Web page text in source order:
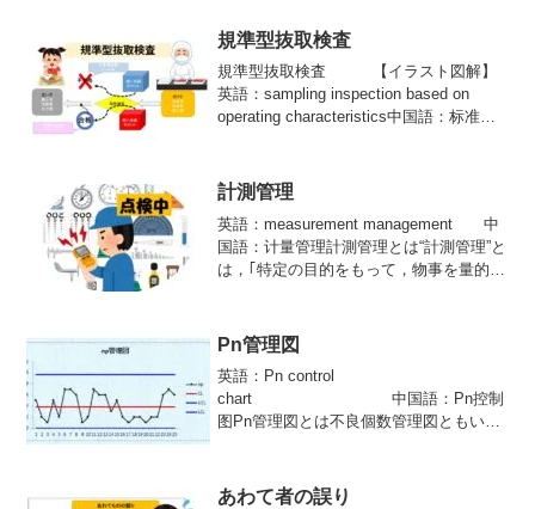
規準型抜取検査
規準型抜取検査 【イラスト図解】
英語：sampling inspection based on
operating characteristics中国語：标准型
対す...
計測管理
英語：measurement management 中
国語：计量管理計測管理とは“計測管理”と
は，｢特定の目的をもって，物事を量的に
善する活動｣のことである。JISでは，｢計
測活動の体系を管理すること」JIS Z
8103 t：2000 ｢計測用語｣)と定義されてい
る．品質管理の一部又は独立して，デー
タの数量化に不可欠な活動であり，計測
Pn管理図
英語：Pn control
chart 中国語：Pn控制
图Pn管理図とは不良個数管理図ともいわ
図です、正式にはnp管理図。
あわて者の誤り